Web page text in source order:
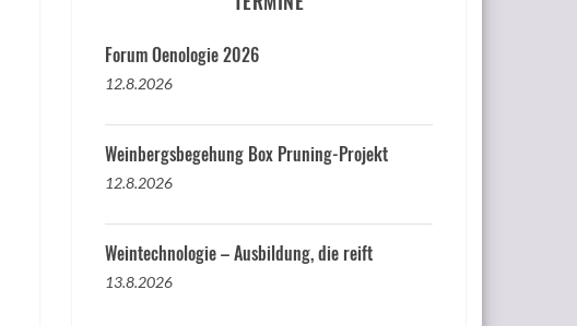
Forum Oenologie 2026
12.8.2026
Weinbergsbegehung Box Pruning-Projekt
12.8.2026
Weintechnologie – Ausbildung, die reift
13.8.2026